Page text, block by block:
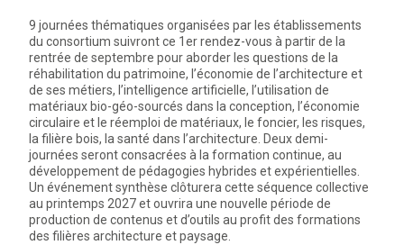
9 journées thématiques organisées par les établissements
du consortium suivront ce 1er rendez-vous à partir de la
rentrée de septembre pour aborder les questions de la
réhabilitation du patrimoine, l’économie de l’architecture et
de ses métiers, l’intelligence artificielle, l’utilisation de
matériaux bio-géo-sourcés dans la conception, l’économie
circulaire et le réemploi de matériaux, le foncier, les risques,
la filière bois, la santé dans l’architecture. Deux demi-
journées seront consacrées à la formation continue, au
développement de pédagogies hybrides et expérientielles.
Un événement synthèse clôturera cette séquence collective
au printemps 2027 et ouvrira une nouvelle période de
production de contenus et d’outils au profit des formations
des filières architecture et paysage.